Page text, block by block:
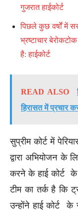
गुजरात हाईकोर्ट
पिछले कुछ वर्षों में
भ्रष्टाचार
है: हाईकोर्ट
READ ALSO
हिरासत में प्रचार
सुप्रीम कोर्ट में
द्वारा अभियोजन के
करने के हाई कोर्ट के
टीम का तर्क है कि
उन्होंने हाई कोर्ट